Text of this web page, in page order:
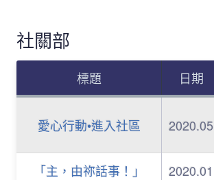
社關部
標題 日期
愛心行動•進入社區 2020.05
「主，由祢話事！」
2020.01